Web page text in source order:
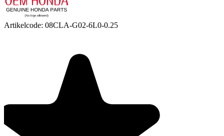
Artikelcode: 08CLA-G02-6L0-0.25